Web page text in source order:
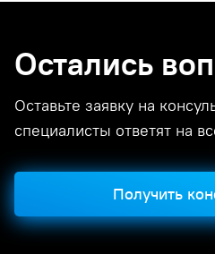
Остались
Оставьте заявку на
специалисты ответят на
Получить